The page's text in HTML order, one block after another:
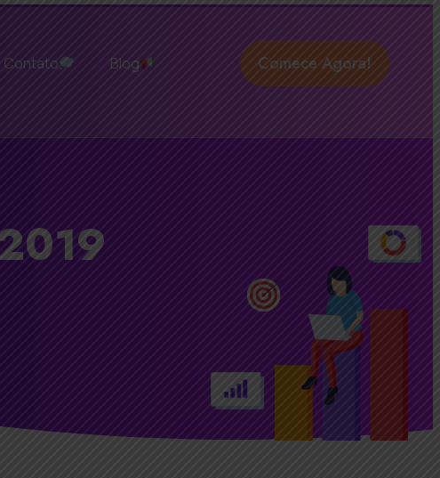
Contato Blog Comece Agora!